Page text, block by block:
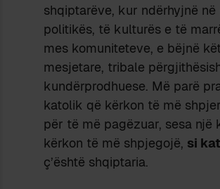
shqiptarëve, kur ndërhyjnë në
politikës, të kulturës e të
mes komuniteteve, e bëjnë
mesjetare, tribale
kundërprodhuese. Më parë
katolik që kërkon të më
për të më pagëzuar, sesa një
kërkon të më shpjegojë, si
ç’është shqiptaria.